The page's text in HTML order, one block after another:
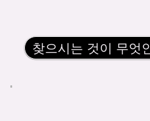
찾으시는 것이 무엇